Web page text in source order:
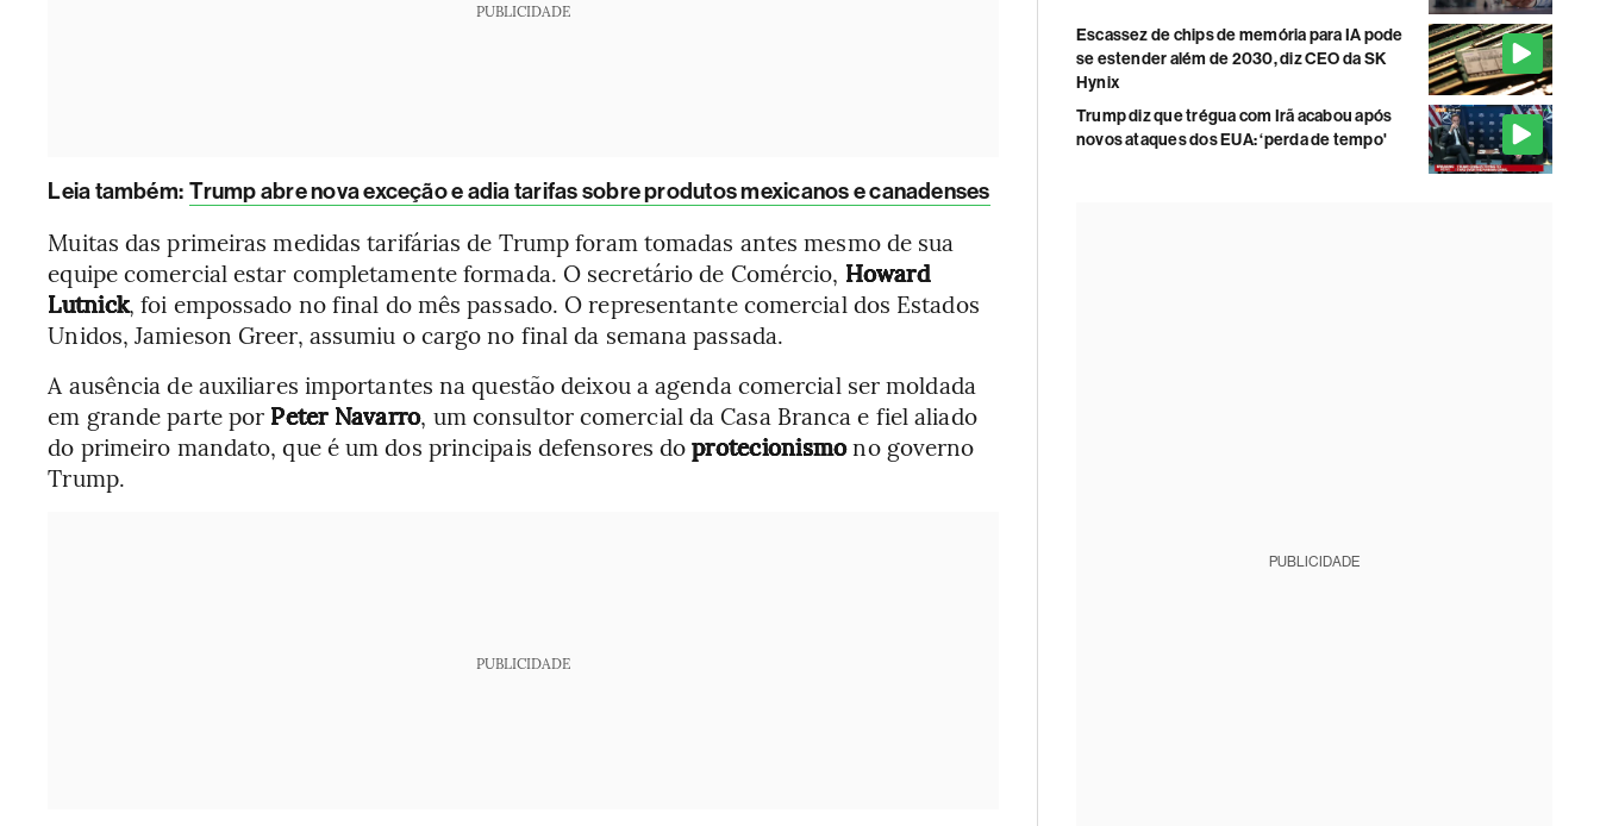
PUBLICIDADE
Leia também: Trump abre nova exceção e adia tarifas sobre produtos mexicanos e canadenses
Muitas das primeiras medidas tarifárias de Trump foram tomadas antes mesmo de sua
equipe comercial estar completamente formada. O secretário de Comércio, Howard
Lutnick, foi empossado no final do mês passado. O representante comercial dos Estados
Unidos, Jamieson Greer, assumiu o cargo no final da semana passada.
A ausência de auxiliares importantes na questão deixou a agenda comercial ser moldada
em grande parte por Peter Navarro, um consultor comercial da Casa Branca e fiel aliado
do primeiro mandato, que é um dos principais defensores doprotecionismono governo
Trump.
PUBLICIDADE
Escassez de chips de memória para IA pode
se estender além de 2030, diz CEO da SK
Hynix
Trump diz que trégua com Irã acabou após
novos ataques dos EUA: ‘perda de tempo'
PUBLICIDADE